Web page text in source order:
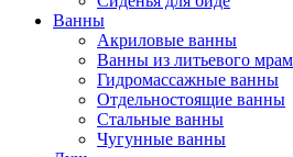
Ванны
Акриловые ванны
Ванны из литьевого
Гидромассажные ванны
Отдельностоящие ванны
Стальные ванны
Чугунные ванны